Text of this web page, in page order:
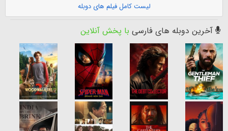
لیست کامل فیلم های دوبله
آخرین دوبله های فارسی با پخش آنلاین